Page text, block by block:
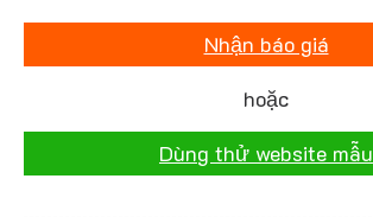
Nhận báo giá
hoặc
Dùng thử website mẫu